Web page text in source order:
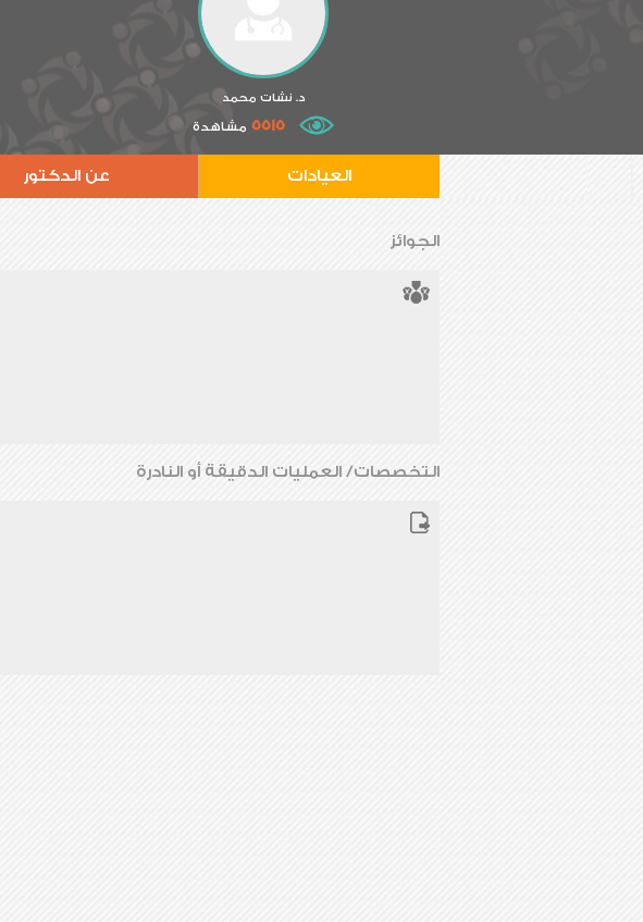
د. نشات محمد
5515 مشاهدة
العيادات عن الدكتور
الجوائز
التخصصات/ العمليات الدقيقة أو النادرة